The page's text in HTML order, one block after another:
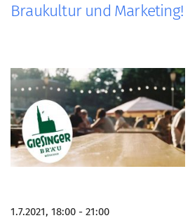
Braukultur und Marketing!
1.7.2021, 18:00 - 21:00